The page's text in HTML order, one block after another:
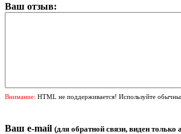
Ваш отзыв:
Внимание: HTML не поддерживается! Используйте
Ваш e-mail (для обратной связи, виден только